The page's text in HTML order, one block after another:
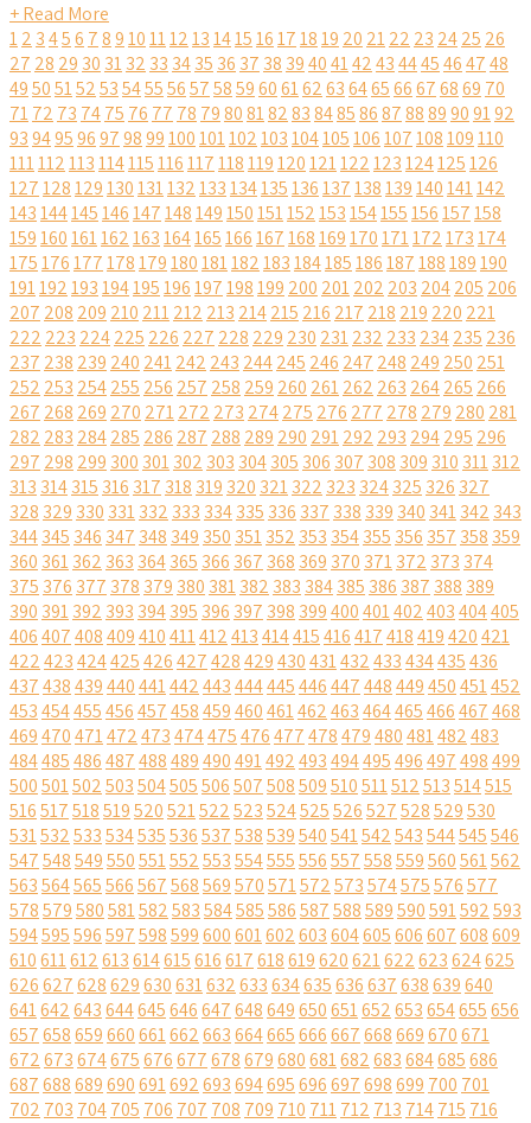
+ Read More
12 3456 78910111213141516171819 20 2122 23 2425 26
27 28 29 30 3132 33 3435 36 37 38 39404142434445464748
495051525354555657585960616263646566676869 70
7172 73 7475 76 77 78 7980818283848586878889909192
93949596979899100101102103104105106107108109110
111112113114115116117118119120121122123124125126
127128129130131132133134135136137138139140141142
143144145146147148149150151152153154155156157158
159160161162163164165166167168169170171172173174
175176177178179180181182183184185186187188189190
191192193194195196197198199 200 201202 203 204205 206
207 208 209 210 211212 213 214215 216 217 218 219 220 221
222 223 224225 226 227 228 229 230 231232 233 234235 236
237 238 239 240 241242 243 244245 246 247 248 249 250 251
252 253 254255 256 257 258 259 260 261262 263 264265 266
267 268 269 270 271272 273 274275 276 277 278 279 280 281
282 283 284285 286 287 288 289 290 291292 293 294295 296
297 298 299 300 301302 303 304305 306 307 308 309 310 311312
313 314315 316 317 318 319 320 321322 323 324325 326 327
328 329 330 331332 333 334335 336 337 338 339 340 341342 343
344345 346 347 348 349 350 351352 353 354355 356 357 358 359
360 361362 363 364365 366 367 368 369 370 371372 373 374
375 376 377 378 379 380 381382 383 384385 386 387 388 389
390 391392 393 394395 396 397 398 399400401402403404405
406407408409410411412413414415416417418419420421
422423424425426427428429430431432433434435436
437438439440441442443444445446447448449450451452
453454455456457458459460461462463464465466467468
469470471472473474475476477478479480481482483
484485486487488489490491492493494495496497498499
500501502503504505506507508509510511512513514515
516517518519520521522523524525526527528529530
531532533534535536537538539540541542543544545546
547548549550551552553554555556557558559560561562
563564565566567568569570571572573574575576577
578579580581582583584585586587588589590591592593
594595596597598599600601602603604605606607608609
610611612613614615616617618619620621622623624625
626627628629630631632633634635636637638639640
641642643644645646647648649650651652653654655656
657658659660661662663664665666667668669670671
672673674675676677678679680681682683684685686
687688689690691692693694695696697698699 700 701
702 703 704705 706 707 708 709 710 711712 713 714715 716